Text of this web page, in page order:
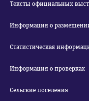
Тексты официальных
Информация о размещении
Статистическая
Информация о проверках
Сельские поселения